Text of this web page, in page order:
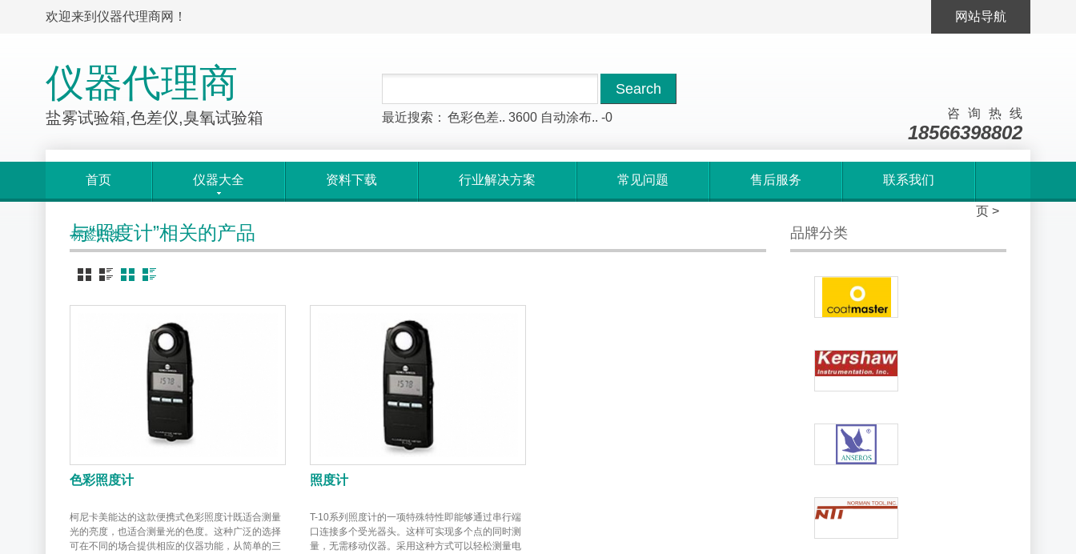
网站导航
欢迎来到仪器代理商网！
仪器代理商
盐雾试验箱,色差仪,臭氧试验箱 最近搜索： 色彩色差.. 3600 自动涂布.. -0 咨询热线
18566398802
首页 仪器大全 资料下载 行业解决方案 常见问题 售后服务 联系我们
页 >
标签归类
与“照度计”相关的产品
色彩照度计
柯尼卡美能达的这款便携式色彩照度计既适合测量
光的亮度，也适合测量光的色度。这种广泛的选择
可在不同的场合提供相应的仪器功能，从简单的三
照度计
T-10系列照度计的一项特殊特性即能够通过串行端
口连接多个受光器头。这样可实现多个点的同时测
量，无需移动仪器。采用这种方式可以轻松测量电
品牌分类